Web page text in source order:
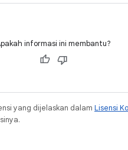
informasi ini membantu?
yang dijelaskan dalam Lisensi